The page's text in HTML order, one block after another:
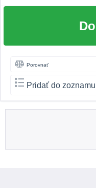
Porovnať
Pridať do zoznamu